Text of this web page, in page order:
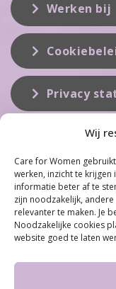
Wij
Care for Women
werken, inzicht te
informatie beter af te
zijn noodzakelijk,
relevanter te maken. Je
Noodzakelijke cookies
website goed te laten
Werken bij
Privacy
Care for Women is de
van hormonale
behoort Care for
vakgebied...